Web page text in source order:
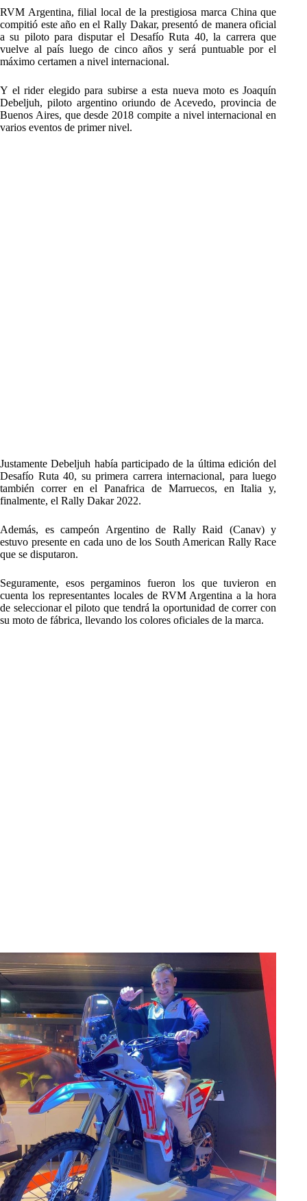
RVM Argentina, filial local de la prestigiosa marca China que
compitió este año en el Rally Dakar, presentó de manera oficial
a su piloto para disputar el Desafío Ruta 40, la carrera que
vuelve al país luego de cinco años y será puntuable por el
máximo certamen a nivel internacional.
Y el rider elegido para subirse a esta nueva moto es Joaquín
Debeljuh, piloto argentino oriundo de Acevedo, provincia de
Buenos Aires, que desde 2018 compite a nivel internacional en
varios eventos de primer nivel.
Justamente Debeljuh había participado de la última edición del
Desafío Ruta 40, su primera carrera internacional, para luego
también correr en el Panafrica de Marruecos, en Italia y,
finalmente, el Rally Dakar 2022.
Además, es campeón Argentino de Rally Raid (Canav) y
estuvo presente en cada uno de los South American Rally Race
que se disputaron.
Seguramente, esos pergaminos fueron los que tuvieron en
cuenta los representantes locales de RVM Argentina a la hora
de seleccionar el piloto que tendrá la oportunidad de correr con
su moto de fábrica, llevando los colores oficiales de la marca.